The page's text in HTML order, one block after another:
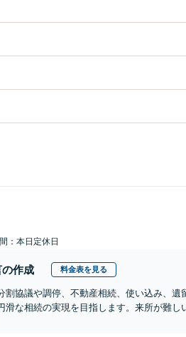
：本日定休日
作成 料金表を見る
割協議や調停、不動産相続、使い込み、
滑な相続の実現を目指します。来所が難